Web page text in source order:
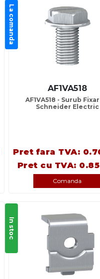
La comanda
AF1VA518
AF1VA518 - Surub
Schneider Electric
Pret fara TVA:
Pret cu TVA:
Comanda
In stoc